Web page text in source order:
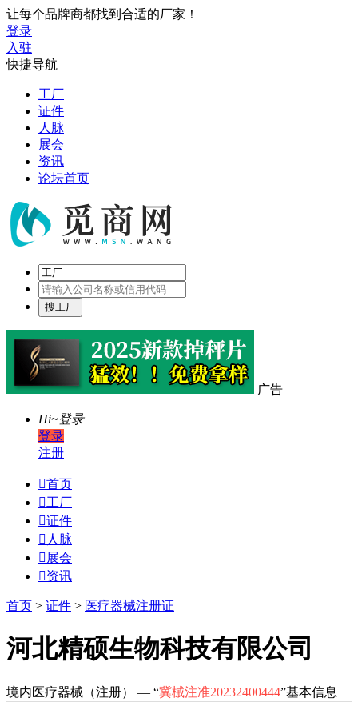
让每个品牌商都找到合适的厂家！
登录
入驻
快捷导航
工厂
证件
人脉
展会
资讯
论坛首页
广告
Hi~登录
登录
注册
首页
工厂
证件
 人脉
 展会
资讯
首页 > 证件 > 医疗器械注册证
河北精硕生物科技有限公司
境内医疗器械（注册） — “冀械注准20232400444”基本信息